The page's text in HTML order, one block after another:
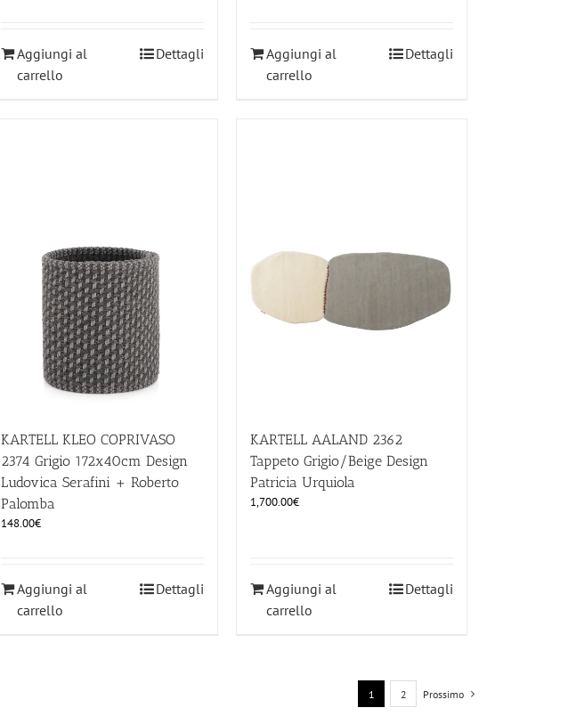
Aggiungi al
carrello
Dettagli
Aggiungi al
carrello
Dettagli
KARTELL KLEO COPRIVASO
2374 Grigio 172x40cm Design
Ludovica Serafini + Roberto
Palomba
148.00€
Aggiungi al
carrello
Dettagli
KARTELL AALAND 2362
Tappeto Grigio/Beige Design
Patricia Urquiola
1,700.00€
Aggiungi al
carrello
Dettagli
1 2 Prossimo